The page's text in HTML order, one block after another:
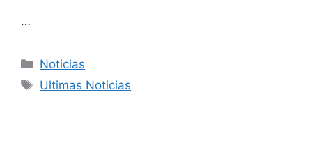
…
Noticias
Ultimas Noticias